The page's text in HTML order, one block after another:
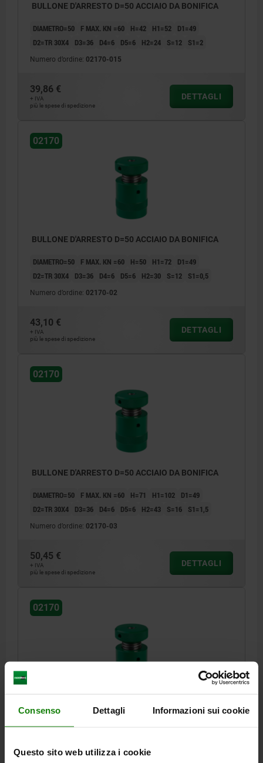
Consenso Dettagli Informazioni sui cookie
Questo sito web utilizza i cookie
BULLONE D'ARRESTO D=50 ACCIAIO DA BONIFICA
DIAMETRO=50 F MAX. KN =60 H=42 H1=52
D1=49
D2=TR 30X4
D3=36 D4=6 D5=6 H2=24 S=12 S1=2
Numero d’ordine: 02170-015
39,86 €
+ IVA
più le spese di spedizione
DETTAGLI
02170
BULLONE D'ARRESTO D=50 ACCIAIO DA BONIFICA
DIAMETRO=50 F MAX. KN =60 H=50 H1=72
D1=49
D2=TR 30X4
D3=36 D4=6 D5=6 H2=30 S=12 S1=0,5
Numero d’ordine: 02170-02
43,10 €
+ IVA
più le spese di spedizione
DETTAGLI
02170
BULLONE D'ARRESTO D=50 ACCIAIO DA BONIFICA
DIAMETRO=50 F MAX. KN =60 H=71 H1=102
D1=49
D2=TR 30X4
D3=36 D4=6 D5=6 H2=43 S=16 S1=1,5
Numero d’ordine: 02170-03
50,45 €
+ IVA
più le spese di spedizione
DETTAGLI
02170
BULLONE D'ARRESTO D=65 ACCIAIO DA BONIFICA
DIAMETRO=65